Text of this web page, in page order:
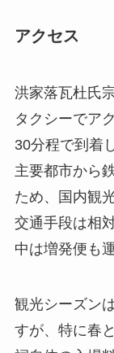
主要都市から
交通手段は相
中は増発便も
観光シーズン
すが、特に春
祠自体の入場
ら17時まで開
情報を確認す